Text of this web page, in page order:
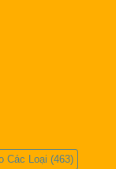
Các Loại (463)